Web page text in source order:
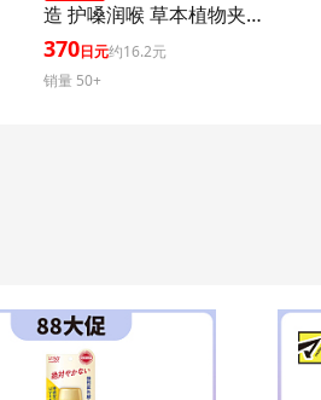
造 护嗓润喉 草本植物夹
心润喉糖 黑蜜草本味 76g
370日元约16.2元
销量 50+